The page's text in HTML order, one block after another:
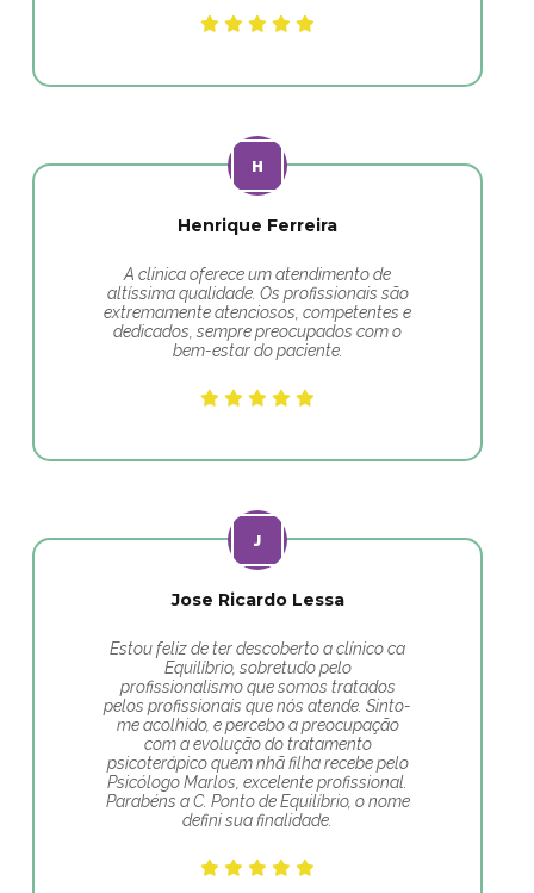
Henrique Ferreira
A clínica oferece um atendimento de
altíssima qualidade. Os profissionais são
extremamente atenciosos, competentes e
dedicados, sempre preocupados com o
bem-estar do paciente.
Jose Ricardo Lessa
Estou feliz de ter descoberto a clínico ca
Equilíbrio, sobretudo pelo
profissionalismo que somos tratados
pelos profissionais que nós atende. Sinto-
me acolhido, e percebo a preocupação
com a evolução do tratamento
psicoterápico quem nhã filha recebe pelo
Psicólogo Marlos, excelente profissional.
Parabéns a C. Ponto de Equilíbrio, o nome
defini sua finalidade.